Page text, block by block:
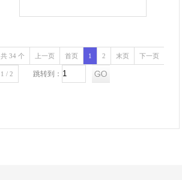
共 34 个 上一页 首页 1 2 末页 下一页
1 / 2 跳转到：